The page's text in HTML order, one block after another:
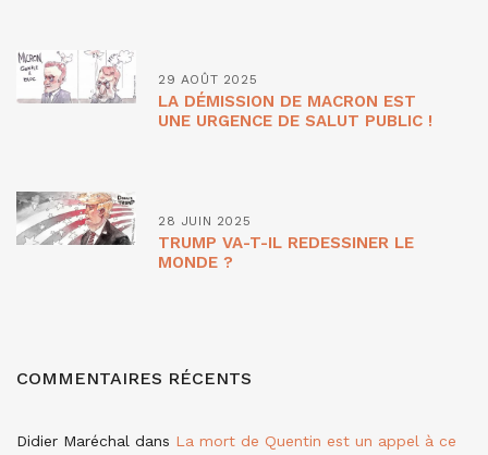
29 AOÛT 2025
LA DÉMISSION DE MACRON EST
UNE URGENCE DE SALUT PUBLIC !
28 JUIN 2025
TRUMP VA-T-IL REDESSINER LE
MONDE ?
COMMENTAIRES RÉCENTS
Didier Maréchal dans La mort de Quentin est un appel à ce